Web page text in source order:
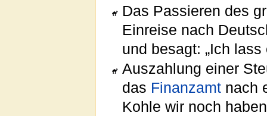
Das Passieren des
Einreise nach
und besagt: „Ich
Auszahlung einer
das Finanzamt nach
Kohle wir noch